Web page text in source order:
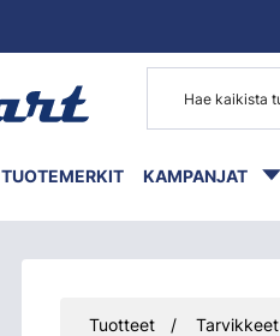
TUOTEMERKIT KAMPANJAT
Tuotteet Tarvikkeet